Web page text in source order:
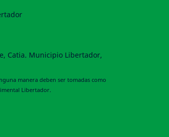
Catia. Municipio Libertador,
manera deben ser tomadas como
Libertador.